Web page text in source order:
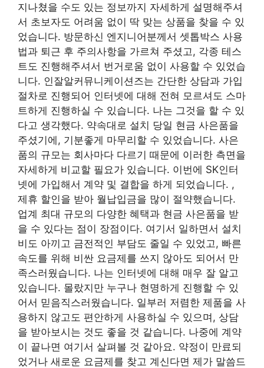
지나쳤을 수도 있는 정보까지 자세하게 설명해주셔
서 초보자도 어려움 없이 딱 맞는 상품을 찾을 수 있
었습니다. 방문하신 엔지니어분께서 셋톱박스 사용
법과 퇴근 후 주의사항을 가르쳐 주셨고, 각종 테스
트도 진행해주셔서 번거로움 없이 사용할 수 있었습
니다. 인잘알커뮤니케이션즈는 간단한 상담과 가입
절차로 진행되어 인터넷에 대해 전혀 모르셔도 스마
트하게 진행하실 수 있습니다. 나는 그것을 할 수 있
다고 생각했다. 약속대로 설치 당일 현금 사은품을
주셨기에, 기분좋게 마무리할 수 있었습니다. 사은
품의 규모는 회사마다 다르기 때문에 이러한 측면을
자세하게 비교할 필요가 있습니다. 이번에 SK인터
넷에 가입해서 계약 및 결합을 하게 되었습니다. ,
제휴 할인을 받아 월납입금을 많이 절약했습니다.
업계 최대 규모의 다양한 혜택과 현금 사은품을 받
을 수 있다는 점이 장점이다. 여기서 일하면서 설치
비도 아끼고 금전적인 부담도 줄일 수 있었고, 빠른
속도를 위해 비싼 요금제를 쓰지 않아도 되어서 만
족스러웠습니다. 나는 인터넷에 대해 매우 잘 알고
있습니다. 몰랐지만 누구나 현명하게 진행할 수 있
어서 믿음직스러웠습니다. 일부러 저렴한 제품을 사
용하지 않고도 편안하게 사용하실 수 있으며, 상담
을 받아보시는 것도 좋을 것 같습니다. 나중에 계약
이 끝나면 여기서 살펴볼 것 같아요. 약정이 만료되
었거나 새로운 요금제를 찾고 계신다면 제가 말씀드